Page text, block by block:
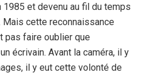
1985 et devenu au fil du temps
cette reconnaissance
pas faire oublier que
écrivain. Avant la caméra, il y
il y eut cette volonté de